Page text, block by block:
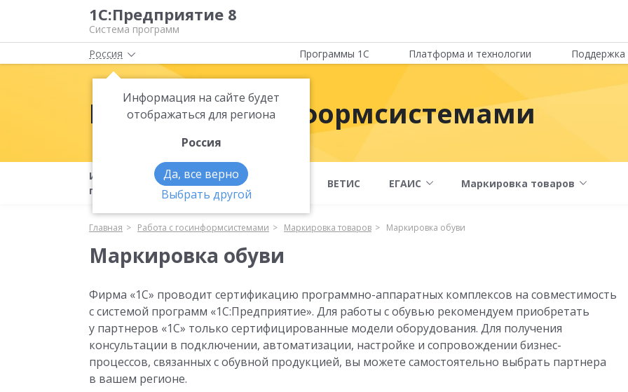
1С:Предприятие 8
Система программ
Россия
Информация на сайте будет
отображаться для региона
Россия
Да, все верно
Выбрать другой
Программы 1С Платформа и технологии Поддержка
Работа с госинформсистемами
Интеграция с
госинформсистемами (ГИС)
ВЕТИС ЕГАИС Маркировка товаров
Главная Работа с госинформсистемами Маркировка товаров Маркировка обуви
Маркировка обуви
Фирма «1С» проводит сертификацию программно-аппаратных комплексов на совместимость
с системой программ «1С:Предприятие». Для работы с обувью рекомендуем приобретать
у партнеров «1С» только сертифицированные модели оборудования. Для получения
консультации в подключении, автоматизации, настройке и сопровождении бизнес-
процессов, связанных с обувной продукцией, вы можете самостоятельно выбрать партнера
в вашем регионе.